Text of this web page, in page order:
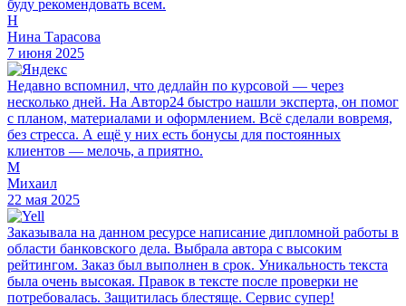
буду рекомендовать всем.
Н
Нина Тарасова
7 июня 2025
Недавно вспомнил, что дедлайн по курсовой — через
несколько дней. На Автор24 быстро нашли эксперта, он помог
с планом, материалами и оформлением. Всё сделали вовремя,
без стресса. А ещё у них есть бонусы для постоянных
клиентов — мелочь, а приятно.
М
Михаил
22 мая 2025
Заказывала на данном ресурсе написание дипломной работы в
области банковского дела. Выбрала автора с высоким
рейтингом. Заказ был выполнен в срок. Уникальность текста
была очень высокая. Правок в тексте после проверки не
потребовалась. Защитилась блестяще. Сервис супер!